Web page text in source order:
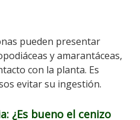
pueden presentar
y amarantáceas,
con la planta. Es
evitar su ingestión.
¿Es bueno el cenizo